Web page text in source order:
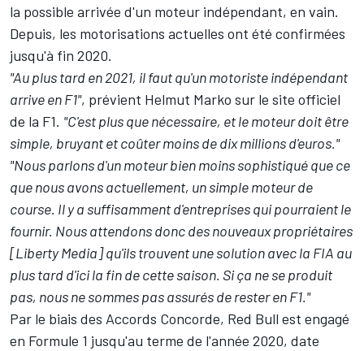
la possible arrivée d'un moteur indépendant, en vain.
Depuis, les motorisations actuelles ont été confirmées
jusqu'à fin 2020.
"Au plus tard en 2021, il faut qu'un motoriste indépendant
arrive en F1", prévient Helmut Marko sur le site officiel
de la F1. "C'est plus que nécessaire, et le moteur doit être
simple, bruyant et coûter moins de dix millions d'euros."
"Nous parlons d'un moteur bien moins sophistiqué que ce
que nous avons actuellement, un simple moteur de
course. Il y a suffisamment d'entreprises qui pourraient le
fournir. Nous attendons donc des nouveaux propriétaires
[Liberty Media] qu'ils trouvent une solution avec la FIA au
plus tard d'ici la fin de cette saison. Si ça ne se produit
pas, nous ne sommes pas assurés de rester en F1."
Par le biais des Accords Concorde, Red Bull est engagé
en Formule 1 jusqu'au terme de l'année 2020, date